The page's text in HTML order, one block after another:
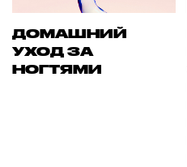
ДОМАШНИЙ
УХОД ЗА
НОГТЯМИ